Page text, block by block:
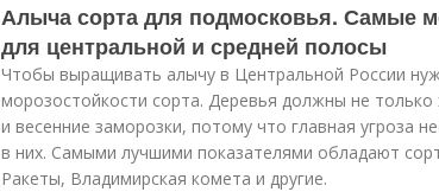
Алыча сорта для подмосковья. Самые
для центральной и средней полосы
Чтобы выращивать алычу в Центральной России
морозостойкости сорта. Деревья должны не
и весенние заморозки, потому что главная угроза
в них. Самыми лучшими показателями обладают
Ракеты, Владимирская комета и другие.